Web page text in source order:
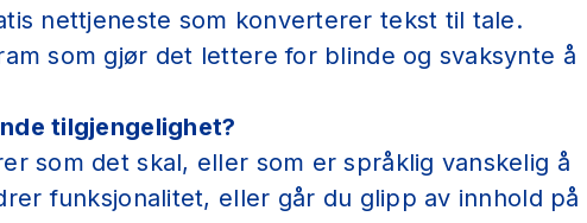
nettjeneste som konverterer tekst til tale.
som gjør det lettere for blinde og svaksynte å
tilgjengelighet?
som det skal, eller som er språklig vanskelig å
funksjonalitet, eller går du glipp av innhold på